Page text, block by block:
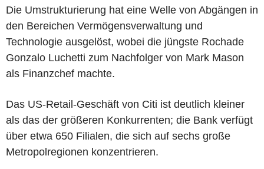
Die Umstrukturierung hat eine Welle von Abgängen in
den Bereichen Vermögensverwaltung und
Technologie ausgelöst, wobei die jüngste Rochade
Gonzalo Luchetti zum Nachfolger von Mark Mason
als Finanzchef machte.
Das US-Retail-Geschäft von Citi ist deutlich kleiner
als das der größeren Konkurrenten; die Bank verfügt
über etwa 650 Filialen, die sich auf sechs große
Metropolregionen konzentrieren.